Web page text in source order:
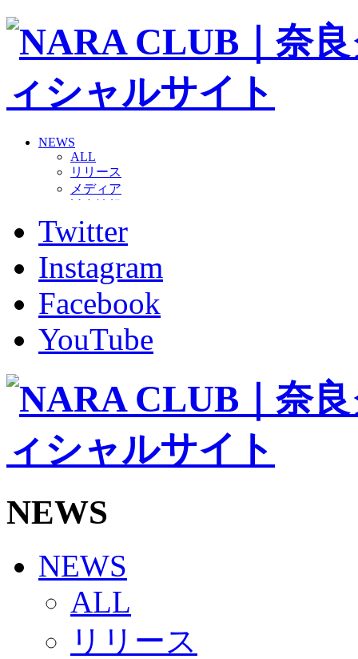
NEWS
ALL
リリース
メディア
グッズ
ファンコミュニティ
ホームタウン
コラム
その他
TEAM
2026/27トップチーム
2026/27トップチームスタッフ
バモス
チアダンススクール
ボランティアチーム「volundeer」
ビクトリーロード
HOMEGAME
観戦ルール＆マナー
Jリーグ運営管理規定
写真・動画使用ガイドライン
SCHEDULE
2026/27
練習見学時のファンサービスについて
TICKET
奈良クラブ明治安田J3リーグ2026/27シーズン試
奈良クラブ明治安田Ｊ3リーグ 2026/27シーズン「
観戦ルール＆マナー
Twitter
Instagram
Facebook
YouTube
NEWS
NEWS
ALL
リリース